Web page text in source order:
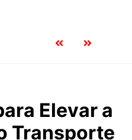
Elevar a
Transporte